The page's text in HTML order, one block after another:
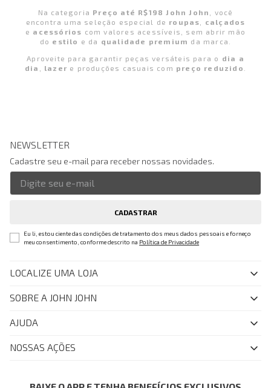
Na categoria Preço até R$198 John John
, você
encontra uma seleção especial de roupas
calçados
e acessórios com valores acessíveis, sem abrir mão
do estilo e da qualidade premium da marca.
Aproveite para garantir peças versáteis para o dia a
dia
lazer e produções casuais com preço reduzido
NEWSLETTER
Cadastre seu e-mail para receber nossas novidades.
CADASTRAR
Eu li, estou ciente das condições de tratamento dos meus dados pessoais e forneço
meu consentimento, conforme descrito na Política de Privacidade
LOCALIZE UMA LOJA
SOBRE A JOHN JOHN
Quem Somos
John John Club
AJUDA
FAQ
NOSSAS AÇÕES
Azul Fidelidade